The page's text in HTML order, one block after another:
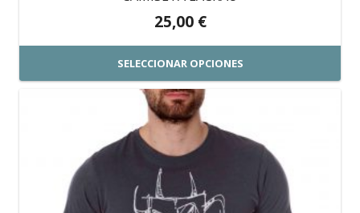
25,00 €
SELECCIONAR OPCIONES
Este
producto
tiene
múltiples
variantes.
Las